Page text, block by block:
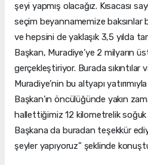
şeyi yapmış olacağız. Kısacası
seçim beyannamemize baksınlar
ve hepsini de yaklaşık 3,5 yılda
Başkan, Muradiye’ye 2 milyarın
gerçekleştiriyor. Burada sıkıntılar
Muradiye’nin bu altyapı
Başkan’ın öncülüğünde yakın
hallettiğimiz 12 kilometrelik
Başkana da buradan teşekkür
şeyler yapıyoruz” şeklinde